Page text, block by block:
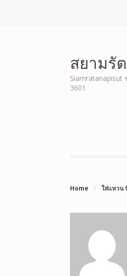
สยามรั
3601
Home / ใส่แหวน